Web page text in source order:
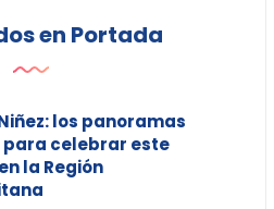
en Portada
los panoramas
celebrar este
la Región